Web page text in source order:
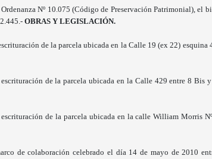
Nº 10.075 (Código de Preservación Patrimonial), el
OBRAS Y LEGISLACIÓN.
de la parcela ubicada en la Calle 19 (ex 22)
de la parcela ubicada en la Calle 429 entre 8
de la parcela ubicada en la calle William Morris
de colaboración celebrado el día 14 de mayo de 2010